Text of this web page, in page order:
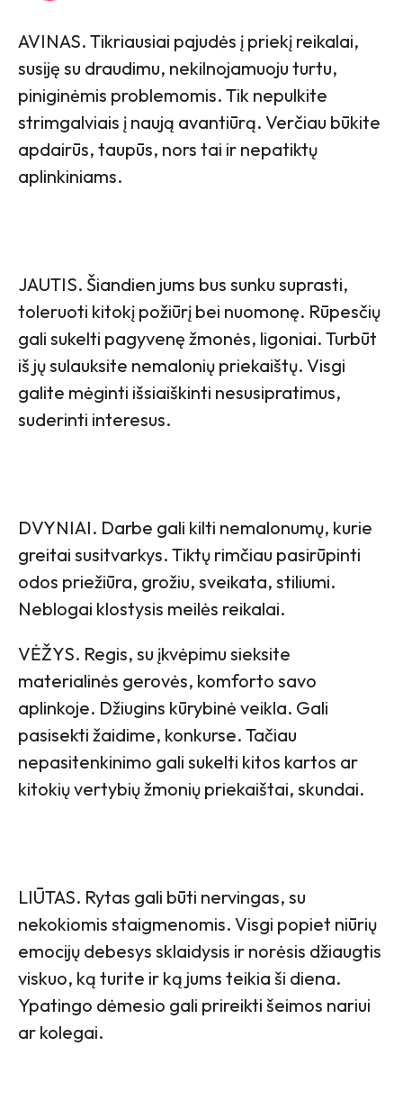
AVINAS. Tikriausiai pajudės į priekį reikalai,
susiję su draudimu, nekilnojamuoju turtu,
piniginėmis problemomis. Tik nepulkite
strimgalviais į naują avantiūrą. Verčiau būkite
apdairūs, taupūs, nors tai ir nepatiktų
aplinkiniams.
JAUTIS. Šiandien jums bus sunku suprasti,
toleruoti kitokį požiūrį bei nuomonę. Rūpesčių
gali sukelti pagyvenę žmonės, ligoniai. Turbūt
iš jų sulauksite nemalonių priekaištų. Visgi
galite mėginti išsiaiškinti nesusipratimus,
suderinti interesus.
DVYNIAI. Darbe gali kilti nemalonumų, kurie
greitai susitvarkys. Tiktų rimčiau pasirūpinti
odos priežiūra, grožiu, sveikata, stiliumi.
Neblogai klostysis meilės reikalai.
VĖŽYS. Regis, su įkvėpimu sieksite
materialinės gerovės, komforto savo
aplinkoje. Džiugins kūrybinė veikla. Gali
pasisekti žaidime, konkurse. Tačiau
nepasitenkinimo gali sukelti kitos kartos ar
kitokių vertybių žmonių priekaištai, skundai.
LIŪTAS. Rytas gali būti nervingas, su
nekokiomis staigmenomis. Visgi popiet niūrių
emocijų debesys sklaidysis ir norėsis džiaugtis
viskuo, ką turite ir ką jums teikia ši diena.
Ypatingo dėmesio gali prireikti šeimos nariui
ar kolegai.